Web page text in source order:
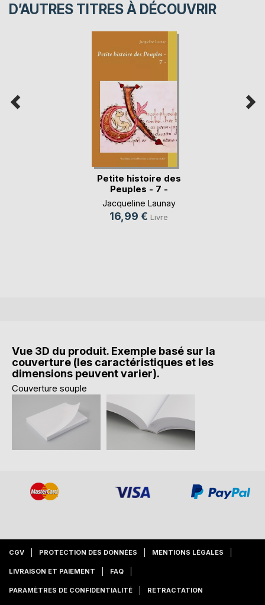
D’AUTRES TITRES À DÉCOUVRIR
Petite histoire des
Peuples - 7 -
Jacqueline Launay
16,99 € Livre
Vue 3D du produit. Exemple basé sur la
couverture (les caractéristiques et les
dimensions peuvent varier).
Couverture souple
CGV PROTECTION DES DONNÉES MENTIONS LÉGALES
LIVRAISON ET PAIEMENT FAQ
PARAMÈTRES DE CONFIDENTIALITÉ RETRACTATION